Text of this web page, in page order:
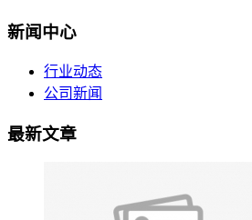
新闻中心
行业动态
公司新闻
最新文章